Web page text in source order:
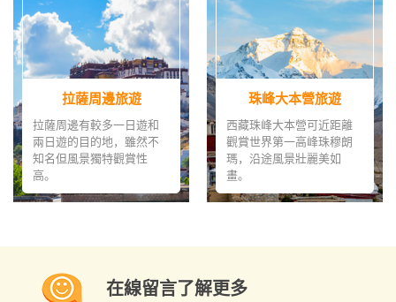
拉薩周邊旅遊
拉薩周邊有較多一日遊和
兩日遊的目的地，雖然不
知名但風景獨特觀賞性
高。
珠峰大本營旅遊
西藏珠峰大本營可近距離
觀賞世界第一高峰珠穆朗
瑪，沿途風景壯麗美如
畫。
在線留言了解更多